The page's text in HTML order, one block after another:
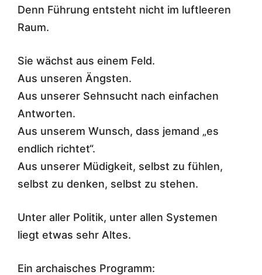
Denn Führung entsteht nicht im luftleeren
Raum.
Sie wächst aus einem Feld.
Aus unseren Ängsten.
Aus unserer Sehnsucht nach einfachen
Antworten.
Aus unserem Wunsch, dass jemand „es
endlich richtet“.
Aus unserer Müdigkeit, selbst zu fühlen,
selbst zu denken, selbst zu stehen.
Unter aller Politik, unter allen Systemen
liegt etwas sehr Altes.
Ein archaisches Programm: